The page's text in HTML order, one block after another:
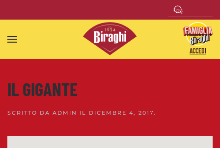
Skip to main content
ACCEDI
IL GIGANTE
SCRITTO DA ADMIN IL DICEMBRE 4, 2017.